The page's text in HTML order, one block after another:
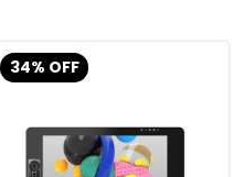
34% OFF